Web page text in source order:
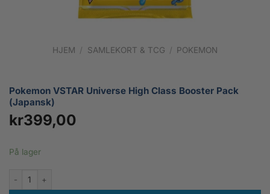
HJEM / SAMLEKORT & TCG / POKEMON
Pokemon VSTAR Universe High Class Booster Pack
(Japansk)
kr399,00
På lager
Pokemon VSTAR Universe High Class Booster Pack (Japansk) antall